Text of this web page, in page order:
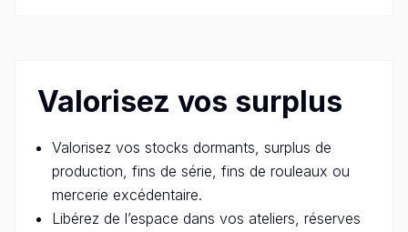
Valorisez vos surplus
Valorisez vos stocks dormants, surplus de
production, fins de série, fins de rouleaux ou
mercerie excédentaire.
Libérez de l’espace dans vos ateliers, réserves